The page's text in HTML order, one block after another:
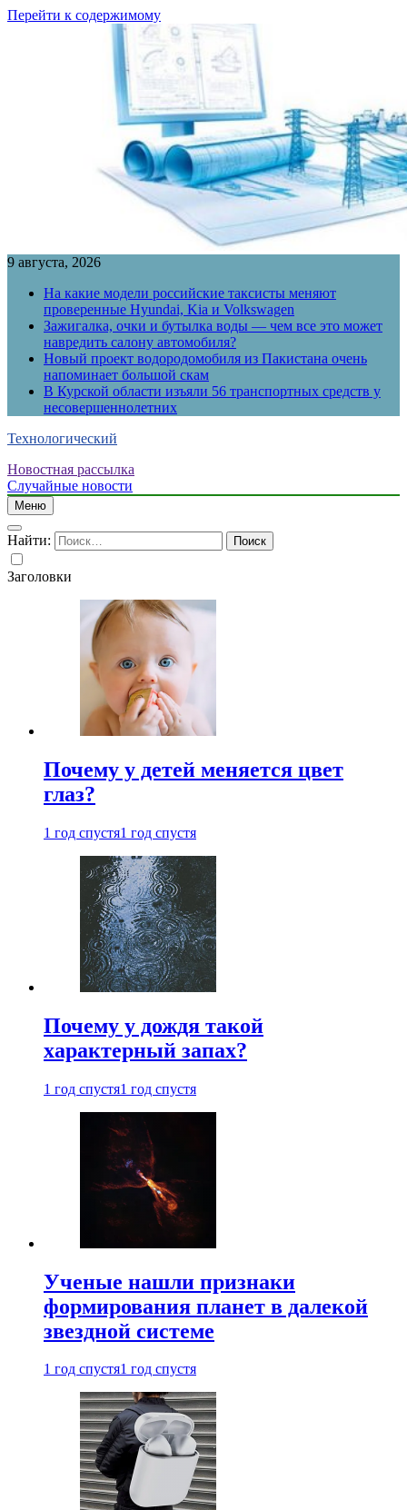
Перейти к содержимому
9 августа, 2026
На какие модели российские таксисты меняют
проверенные Hyundai, Kia и Volkswagen
Зажигалка, очки и бутылка воды — чем все это может
навредить салону автомобиля?
Новый проект водородомобиля из Пакистана очень
напоминает большой скам
В Курской области изъяли 56 транспортных средств у
несовершеннолетних
Технологический
Новостная рассылка
Случайные новости
Меню
Найти:
Заголовки
Почему у детей меняется цвет
глаз?
1 год спустя1 год спустя
Почему у дождя такой
характерный запах?
1 год спустя1 год спустя
Ученые нашли признаки
формирования планет в далекой
звездной системе
1 год спустя1 год спустя